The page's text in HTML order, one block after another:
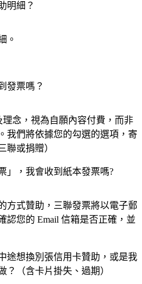
明細？
。
發票嗎？
念，視為自願內容付費，而非
我們將依據您的勾選的選項，寄
聯或捐贈）
」，我會收到紙本發票嗎?
方式贊助，三聯發票將以電子郵
認您的 Email 信箱是否正確，並
途想換別張信用卡贊助，或是我
？（含卡片掛失、過期）